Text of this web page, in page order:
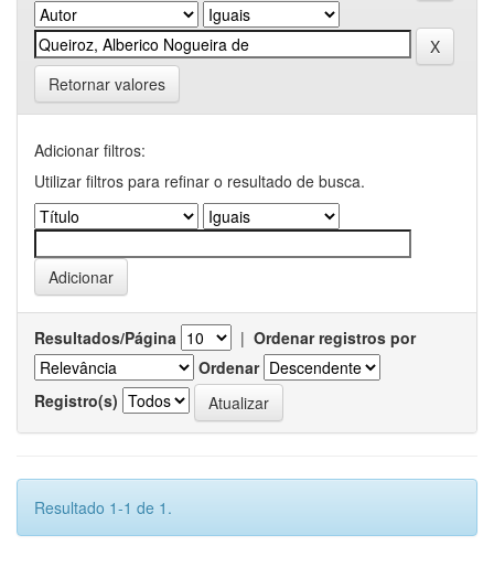
Retornar valores
Adicionar filtros:
Utilizar filtros para refinar o resultado de busca.
Resultados/Página | Ordenar registros por
Ordenar
Registro(s)
Resultado 1-1 de 1.